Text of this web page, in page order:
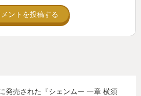
りじゃない
のシリーズで、ここまでクリ
メントを投稿する
発売された『シェンムー 一章 横須